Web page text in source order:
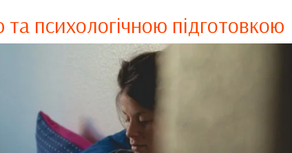
психологічною підготовкою